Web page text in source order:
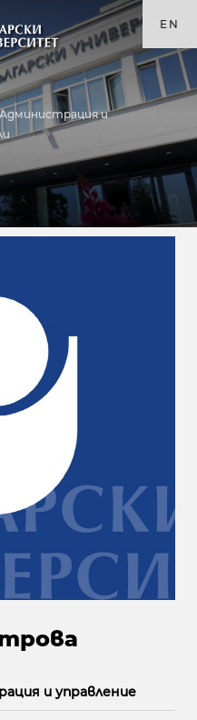
EN
Администрация и
и управление